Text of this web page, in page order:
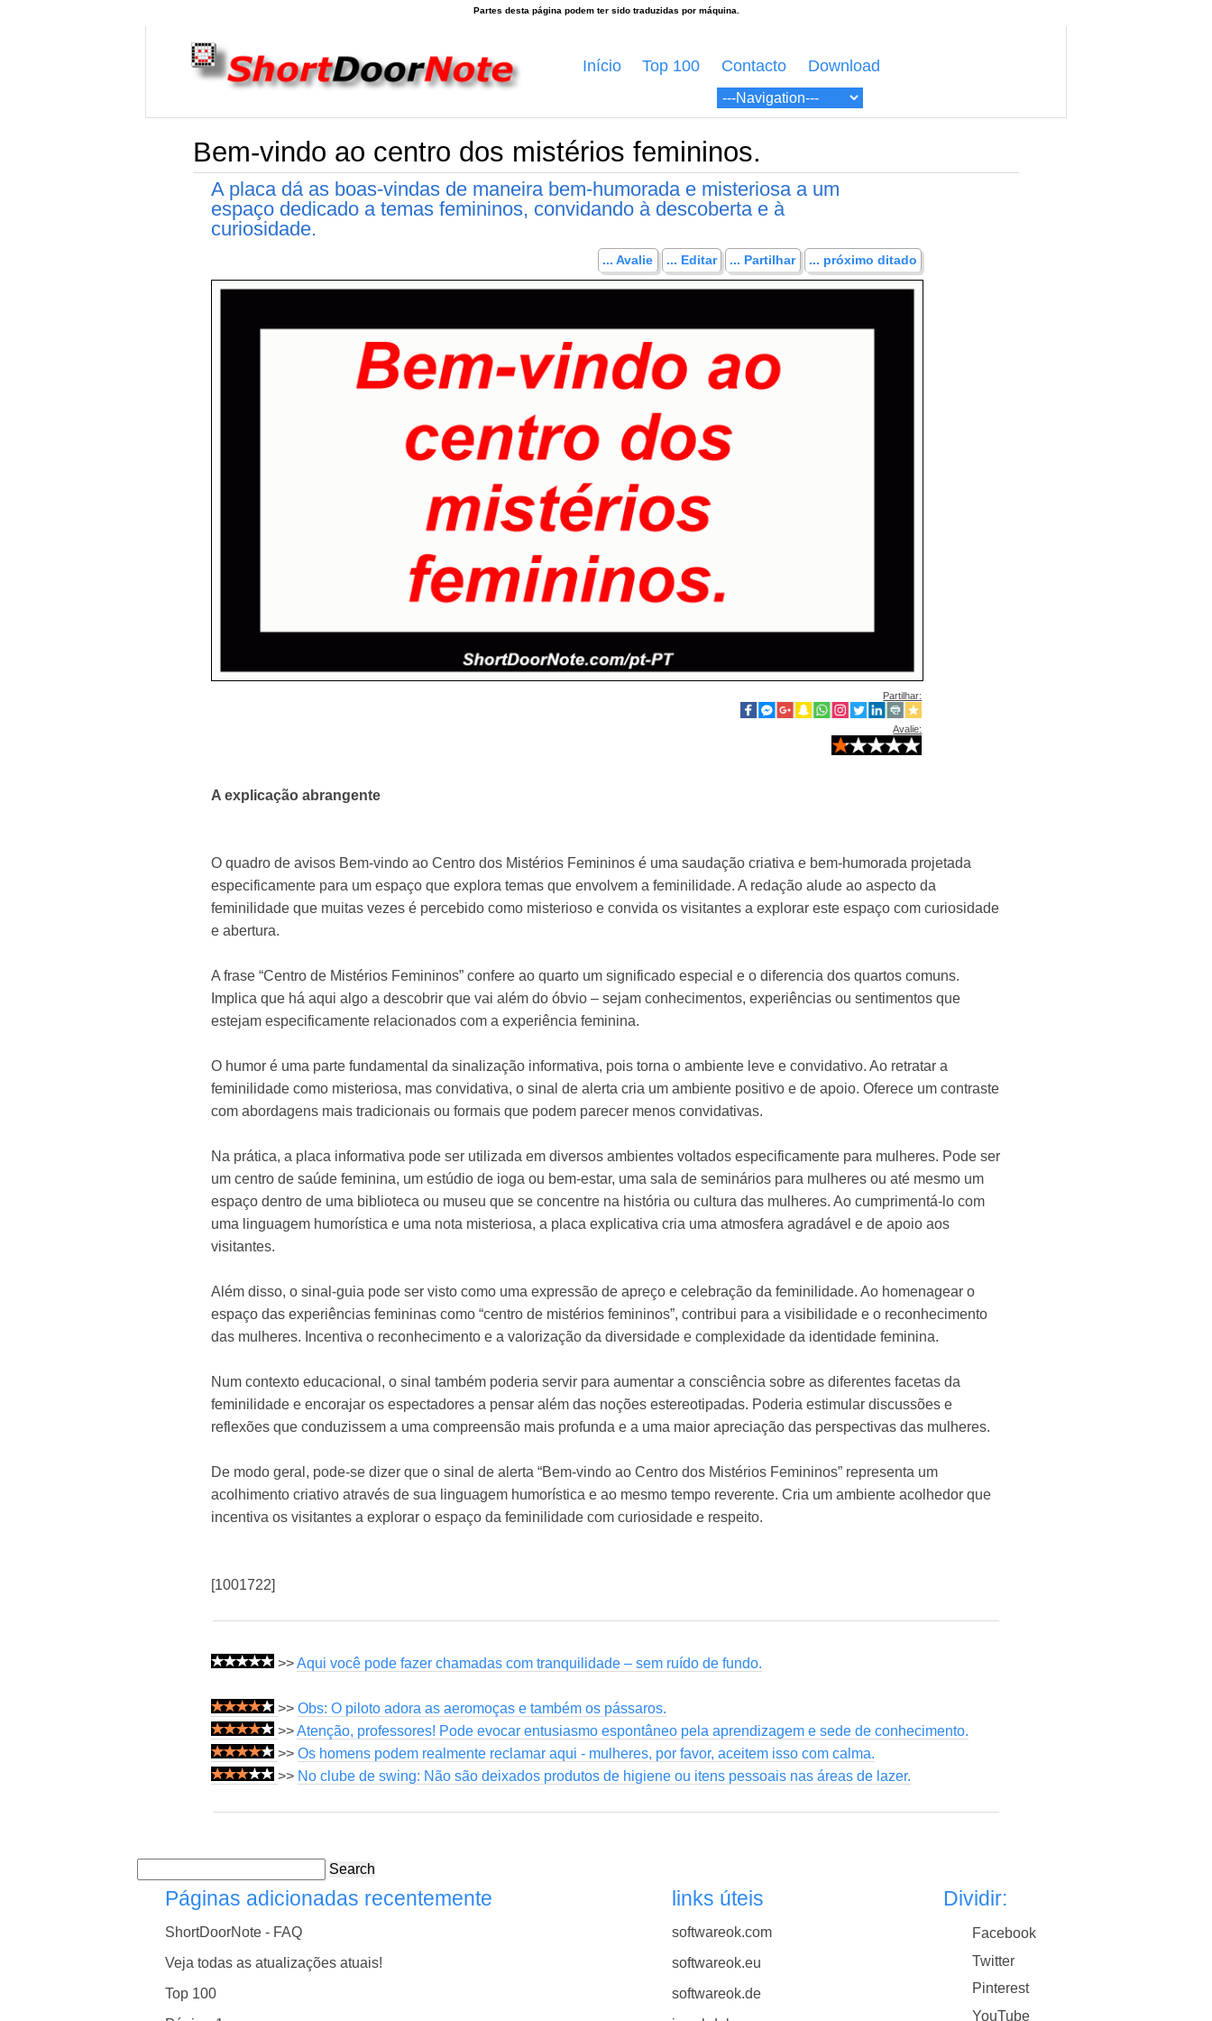
Início Top 100 Contacto Download
Bem-vindo ao centro dos mistérios femininos.
A placa dá as boas-vindas de maneira bem-humorada e misteriosa a um
espaço dedicado a temas femininos, convidando à descoberta e à
curiosidade.
... Avalie ... Editar ... Partilhar ... próximo ditado
Partilhar:
Avalie:
A explicação abrangente
O quadro de avisos Bem-vindo ao Centro dos Mistérios Femininos é uma saudação criativa e bem-humorada projetada
especificamente para um espaço que explora temas que envolvem a feminilidade. A redação alude ao aspecto da
feminilidade que muitas vezes é percebido como misterioso e convida os visitantes a explorar este espaço com curiosidade
e abertura.
A frase “Centro de Mistérios Femininos” confere ao quarto um significado especial e o diferencia dos quartos comuns.
Implica que há aqui algo a descobrir que vai além do óbvio – sejam conhecimentos, experiências ou sentimentos que
estejam especificamente relacionados com a experiência feminina.
O humor é uma parte fundamental da sinalização informativa, pois torna o ambiente leve e convidativo. Ao retratar a
feminilidade como misteriosa, mas convidativa, o sinal de alerta cria um ambiente positivo e de apoio. Oferece um contraste
com abordagens mais tradicionais ou formais que podem parecer menos convidativas.
Na prática, a placa informativa pode ser utilizada em diversos ambientes voltados especificamente para mulheres. Pode ser
um centro de saúde feminina, um estúdio de ioga ou bem-estar, uma sala de seminários para mulheres ou até mesmo um
espaço dentro de uma biblioteca ou museu que se concentre na história ou cultura das mulheres. Ao cumprimentá-lo com
uma linguagem humorística e uma nota misteriosa, a placa explicativa cria uma atmosfera agradável e de apoio aos
visitantes.
Além disso, o sinal-guia pode ser visto como uma expressão de apreço e celebração da feminilidade. Ao homenagear o
espaço das experiências femininas como “centro de mistérios femininos”, contribui para a visibilidade e o reconhecimento
das mulheres. Incentiva o reconhecimento e a valorização da diversidade e complexidade da identidade feminina.
Num contexto educacional, o sinal também poderia servir para aumentar a consciência sobre as diferentes facetas da
feminilidade e encorajar os espectadores a pensar além das noções estereotipadas. Poderia estimular discussões e
reflexões que conduzissem a uma compreensão mais profunda e a uma maior apreciação das perspectivas das mulheres.
De modo geral, pode-se dizer que o sinal de alerta “Bem-vindo ao Centro dos Mistérios Femininos” representa um
acolhimento criativo através de sua linguagem humorística e ao mesmo tempo reverente. Cria um ambiente acolhedor que
incentiva os visitantes a explorar o espaço da feminilidade com curiosidade e respeito.
[1001722]
>>Aqui você pode fazer chamadas com tranquilidade – sem ruído de fundo.
>> Obs: O piloto adora as aeromoças e também os pássaros.
>>Atenção, professores! Pode evocar entusiasmo espontâneo pela aprendizagem e sede de conhecimento.
>> Os homens podem realmente reclamar aqui - mulheres, por favor, aceitem isso com calma.
>> No clube de swing: Não são deixados produtos de higiene ou itens pessoais nas áreas de lazer.
Search
Páginas adicionadas recentemente
ShortDoorNote - FAQ
Veja todas as atualizações atuais!
Top 100
links úteis
softwareok.com
softwareok.eu
softwareok.de
Dividir:
Facebook
Twitter
Pinterest
YouTube